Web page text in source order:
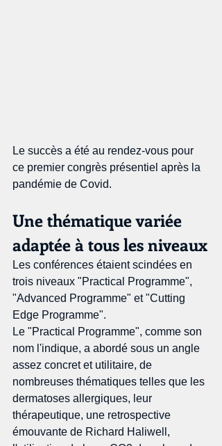
Le succès a été au rendez-vous pour
ce premier congrès présentiel après la
pandémie de Covid.
Une thématique variée
adaptée à tous les niveaux
Les conférences étaient scindées en
trois niveaux "Practical Programme",
"Advanced Programme" et "Cutting
Edge Programme".
Le "Practical Programme", comme son
nom l'indique, a abordé sous un angle
assez concret et utilitaire, de
nombreuses thématiques telles que les
dermatoses allergiques, leur
thérapeutique, une retrospective
émouvante de Richard Haliwell,